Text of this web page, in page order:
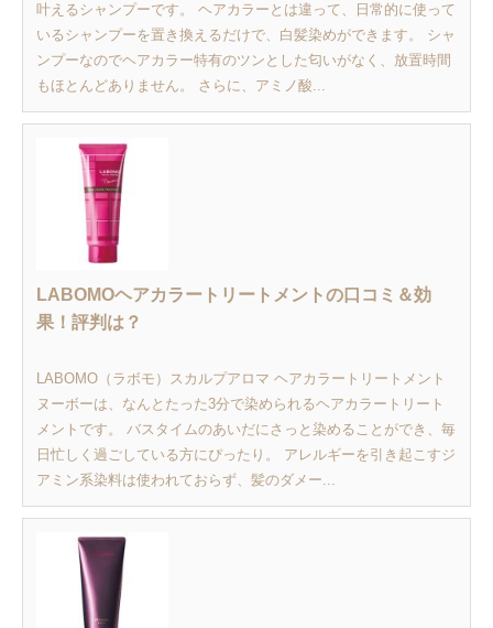
叶えるシャンプーです。 ヘアカラーとは違って、日常的に使って
いるシャンプーを置き換えるだけで、白髪染めができます。 シャ
ンプーなのでヘアカラー特有のツンとした匂いがなく、放置時間
もほとんどありません。 さらに、アミノ酸...
LABOMOヘアカラートリートメントの口コミ＆効
果！評判は？
LABOMO（ラボモ）スカルプアロマ ヘアカラートリートメント
ヌーボーは、なんとたった3分で染められるヘアカラートリート
メントです。 バスタイムのあいだにさっと染めることができ、毎
日忙しく過ごしている方にぴったり。 アレルギーを引き起こすジ
アミン系染料は使われておらず、髪のダメー...